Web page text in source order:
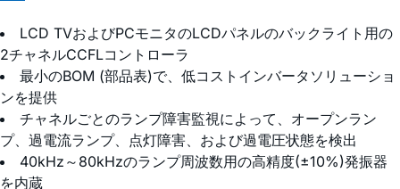
LCD TVおよびPCモニタのLCDパネルのバックライト用の
2チャネルCCFLコントローラ
最小のBOM (部品表)で、低コストインバータソリューショ
ンを提供
チャネルごとのランプ障害監視によって、オープンラン
プ、過電流ランプ、点灯障害、および過電圧状態を検出
40kHz～80kHzのランプ周波数用の高精度(±10%)発振器
を内蔵